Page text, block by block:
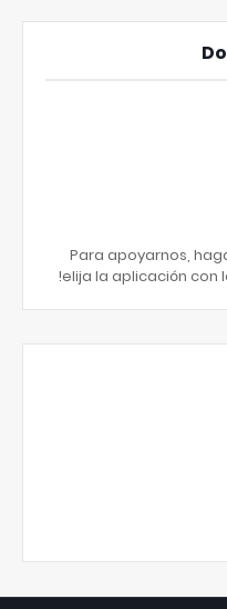
Para apoyarnos,
elija la aplicación con